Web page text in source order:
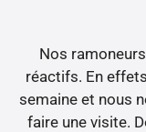
Nos
réactifs. En
semaine et nous
faire une visite.